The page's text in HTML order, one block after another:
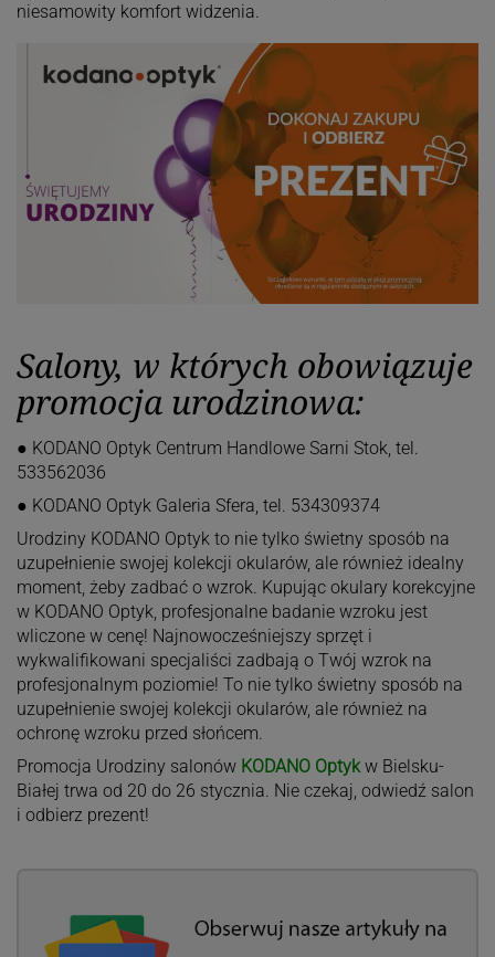
niesamowity komfort widzenia.
Salony, w których obowiązuje
promocja urodzinowa:
● KODANO Optyk Centrum Handlowe Sarni Stok, tel.
533562036
● KODANO Optyk Galeria Sfera, tel. 534309374
Urodziny KODANO Optyk to nie tylko świetny sposób na
uzupełnienie swojej kolekcji okularów, ale również idealny
moment, żeby zadbać o wzrok. Kupując okulary korekcyjne
w KODANO Optyk, profesjonalne badanie wzroku jest
wliczone w cenę! Najnowocześniejszy sprzęt i
wykwalifikowani specjaliści zadbają o Twój wzrok na
profesjonalnym poziomie! To nie tylko świetny sposób na
uzupełnienie swojej kolekcji okularów, ale również na
ochronę wzroku przed słońcem.
Promocja Urodziny salonówKODANO Optykw Bielsku-
Białej trwa od 20 do 26 stycznia. Nie czekaj, odwiedź salon
i odbierz prezent!